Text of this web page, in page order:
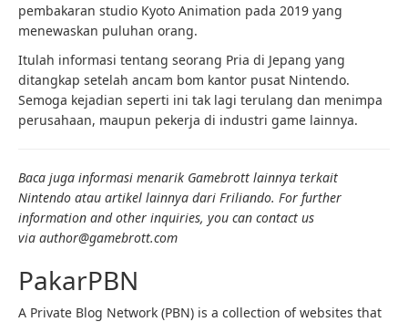
pembakaran studio Kyoto Animation pada 2019 yang
menewaskan puluhan orang.
Itulah informasi tentang seorang Pria di Jepang yang
ditangkap setelah ancam bom kantor pusat Nintendo.
Semoga kejadian seperti ini tak lagi terulang dan menimpa
perusahaan, maupun pekerja di industri game lainnya.
Baca juga informasi menarik Gamebrott lainnya terkait
Nintendo atau artikel lainnya dari Friliando. For further
information and other inquiries, you can contact us
via author@gamebrott.com
PakarPBN
A Private Blog Network (PBN) is a collection of websites that